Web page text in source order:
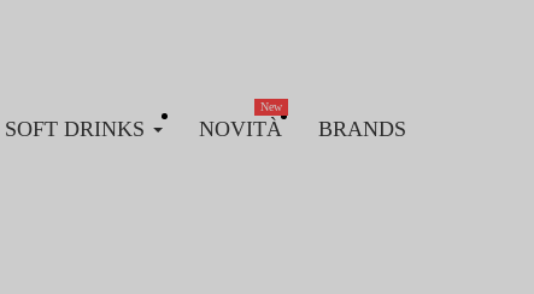
SOFT DRINKS NOVITÀ
New
BRANDS